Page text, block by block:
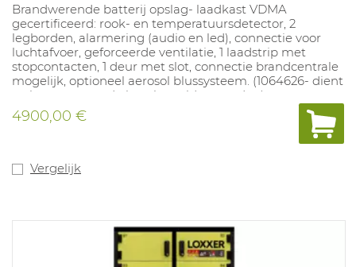
Brandwerende batterij opslag- laadkast VDMA
gecertificeerd: rook- en temperatuursdetector, 2
legborden, alarmering (audio en led), connectie voor
luchtafvoer, geforceerde ventilatie, 1 laadstrip met
stopcontacten, 1 deur met slot, connectie brandcentrale
mogelijk, optioneel aerosol blussysteem. (1064626- dient
wel samen met de kast besteld te worden)
Buitenafmetingen van de kast (L x B x H):
500 x 680 x 760 mm
4900,00 €
Vergelijk